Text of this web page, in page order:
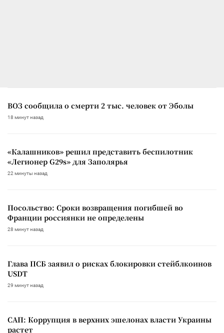
ВОЗ сообщила о смерти 2 тыс. человек от Эболы
18 минут назад
«Калашников» решил представить беспилотник
«Легионер G29s» для Заполярья
22 минуты назад
Посольство: Сроки возвращения погибшей во
Франции россиянки не определены
28 минут назад
Глава ПСБ заявил о рисках блокировки стейблкоинов
USDT
29 минут назад
САП: Коррупция в верхних эшелонах власти Украины
растет